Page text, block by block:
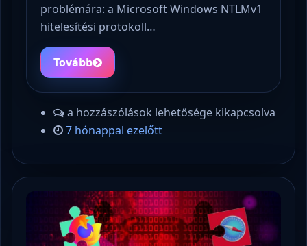
problémára: a Microsoft Windows NTLMv1
hitelesítési protokoll…
Tovább
a hozzászólások lehetősége kikapcsolva
7 hónappal ezelőtt